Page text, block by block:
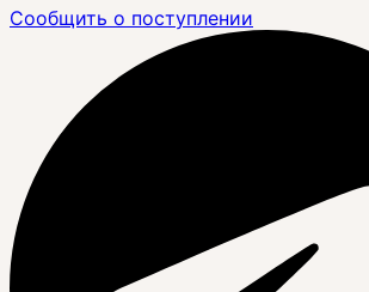
Сообщить о поступлении